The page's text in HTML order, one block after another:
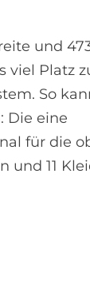
und
viel Platz
So
Die eine
für die
und 11